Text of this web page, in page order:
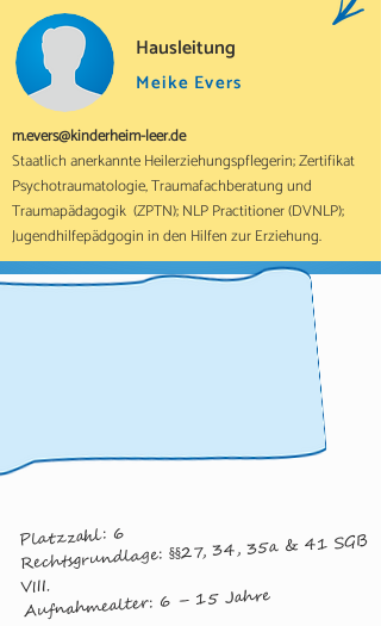
Hausleitung
Meike Evers
m.evers@kinderheim-leer.de
Staatlich anerkannte Heilerziehungspflegerin; Zertifikat
Psychotraumatologie, Traumafachberatung und
Traumapädagogik (ZPTN); NLP Practitioner (DVNLP);
Jugendhilfepädgogin in den Hilfen zur Erziehung.
Platzzahl: 6
Rechtsgrundlage: §§27, 34, 35a & 41 SGB
VIII.
Aufnahmealter: 6 – 15 Jahre